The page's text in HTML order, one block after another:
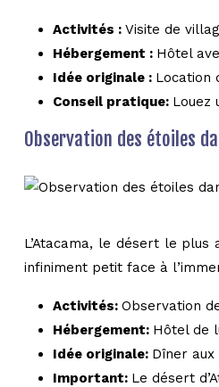
Activités : Visite de
Hébergement : Hôtel
Idée originale : Location
Conseil pratique: Louez
Observation des étoiles
L’Atacama, le désert le
infiniment petit face à
Activités: Observation
Hébergement: Hôtel de
Idée originale: Dîner
Important: Le désert